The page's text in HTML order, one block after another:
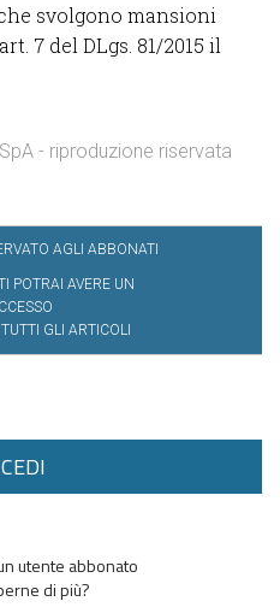
svolgono mansioni
7 del DLgs. 81/2015 il
- riproduzione riservata
AGLI ABBONATI
POTRAI AVERE UN
GLI ARTICOLI
utente abbonato
di più?